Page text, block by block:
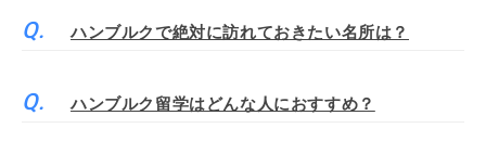
ハンブルクで絶対に訪れておきたい名所は？
ハンブルク留学はどんな人におすすめ？